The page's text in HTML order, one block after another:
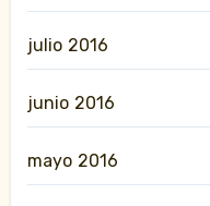
julio 2016
junio 2016
mayo 2016